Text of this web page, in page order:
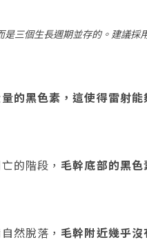
是三個生長週期並存的。建議採
的黑色素，這使得雷射
的階段， 毛幹底部的黑
然脫落， 毛幹附近幾乎